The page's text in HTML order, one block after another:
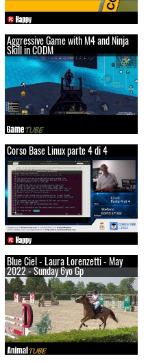
Aggressive Game with M4 and Ninja
Skill in CODM
Corso Base Linux parte 4 di 4
Blue Ciel - Laura Lorenzetti - May
2022 - Sunday 6yo Gp